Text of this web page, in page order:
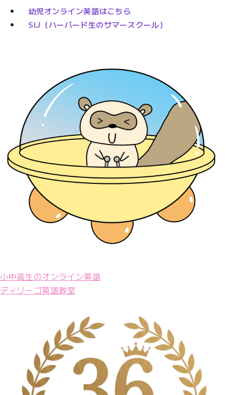
幼児オンライン英語はこちら
SIJ（ハーバード生のサマースクール）
小中高生のオンライン英語
ディリーゴ英語教室